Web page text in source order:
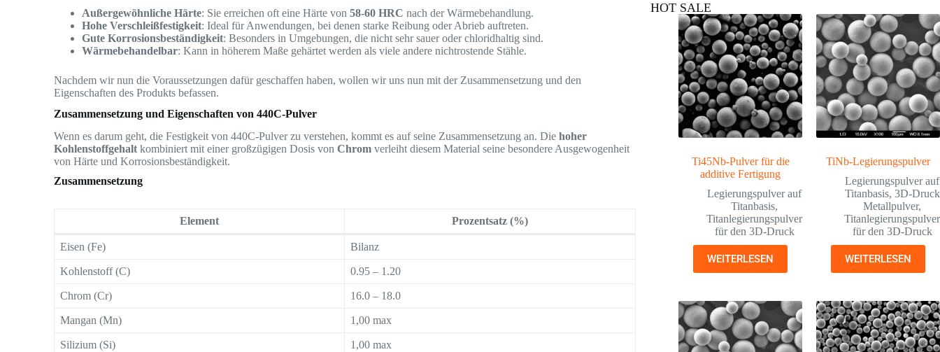
Außergewöhnliche Härte: Sie erreichen oft eine Härte von58-60 HRC nach der Wärmebehandlung.
Hohe Verschleißfestigkeit: Ideal für Anwendungen, bei denen starke Reibung oder Abrieb auftreten.
Gute Korrosionsbeständigkeit: Besonders in Umgebungen, die nicht sehr sauer oder chloridhaltig sind.
Wärmebehandelbar: Kann in höherem Maße gehärtet werden als viele andere nichtrostende Stähle.
Nachdem wir nun die Voraussetzungen dafür geschaffen haben, wollen wir uns nun mit der Zusammensetzung und den
Eigenschaften des Produkts befassen.
Zusammensetzung und Eigenschaften von 440C-Pulver
Wenn es darum geht, die Festigkeit von 440C-Pulver zu verstehen, kommt es auf seine Zusammensetzung an. Diehoher
Kohlenstoffgehalt kombiniert mit einer großzügigen Dosis vonChrom verleiht diesem Material seine besondere Ausgewogenheit
von Härte und Korrosionsbeständigkeit.
Zusammensetzung
Element Prozentsatz (%)
Eisen (Fe) Bilanz
Kohlenstoff (C) 0.95 – 1.20
Chrom (Cr) 16.0 – 18.0
Mangan (Mn) 1,00 max
Silizium (Si) 1,00 max
HOT SALE
Ti45Nb-Pulver für die
additive Fertigung
Legierungspulver auf
Titanbasis,
Titanlegierungspulver
für den 3D-Druck
WEITERLESEN
TiNb-Legierungspulver
Legierungspulver auf
Titanbasis, 3D-Druck
Metallpulver,
Titanlegierungspulver
für den 3D-Druck
WEITERLESEN